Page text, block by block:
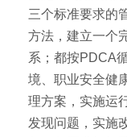
三个标准要求的
方法，建立一个
系；都按PDCA
境、职业安全健
理方案，实施运
发现问题，实施